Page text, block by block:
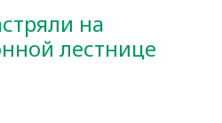
на
лестнице